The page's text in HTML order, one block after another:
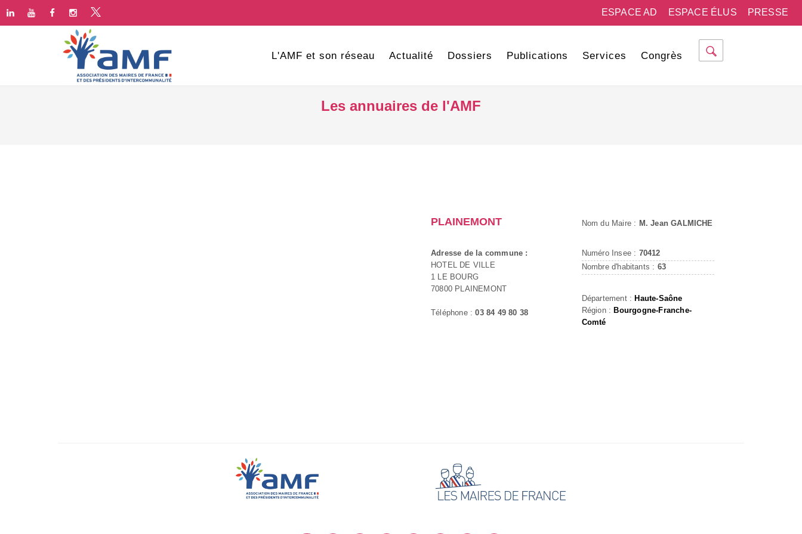
PRESSE
ESPACE ÉLUS
ESPACE AD
L'AMF et son réseau Actualité Dossiers Publications Services Congrès
Les annuaires de l'AMF
PLAINEMONT
Adresse de la commune :
HOTEL DE VILLE
1 LE BOURG
70800 PLAINEMONT
Téléphone :03 84 49 80 38
Nom du Maire : M. Jean GALMICHE
Numéro Insee : 70412
Nombre d'habitants : 63
Département : Haute-Saône
Région : Bourgogne-Franche-
Comté